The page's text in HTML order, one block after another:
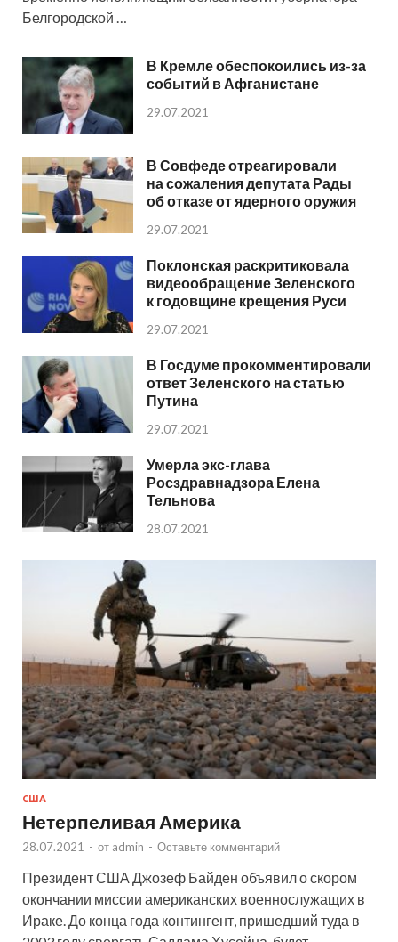
Белгородской …
В Кремле обеспокоились из-за
событий в Афганистане
29.07.2021
В Совфеде отреагировали
на сожаления депутата Рады
об отказе от ядерного оружия
29.07.2021
Поклонская раскритиковала
видеообращение Зеленского
к годовщине крещения Руси
29.07.2021
В Госдуме прокомментировали
ответ Зеленского на статью
Путина
29.07.2021
Умерла экс-глава
Росздравнадзора Елена
Тельнова
28.07.2021
США
Нетерпеливая Америка
28.07.2021 - от admin - Оставьте комментарий
Президент США Джозеф Байден объявил о скором
окончании миссии американских военнослужащих в
Ираке. До конца года контингент, пришедший туда в